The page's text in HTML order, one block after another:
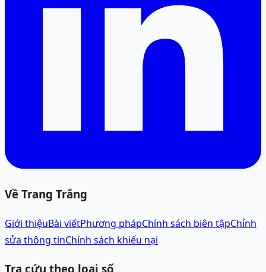
Về Trang Trắng
Giới thiệuBài viếtPhương phápChính sách biên tậpChỉnh
sửa thông tinChính sách khiếu nại
Tra cứu theo loại số